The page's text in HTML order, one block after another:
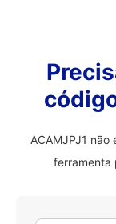
ACAMJPJ1
ferramenta